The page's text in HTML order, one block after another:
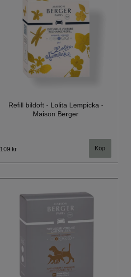
Refill bildoft - Lolita Lempicka -
Maison Berger
109 kr